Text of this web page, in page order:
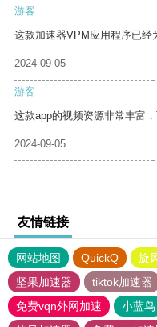
游客
这款加速器VPM应用程序已经
2024-09-05
游客
这款app的视频资源非常丰富
2024-09-05
友情链接
网站地图 QuickQ 旋
坚果加速器
tiktok加速器
免费vqn外网加速
小蓝鸟